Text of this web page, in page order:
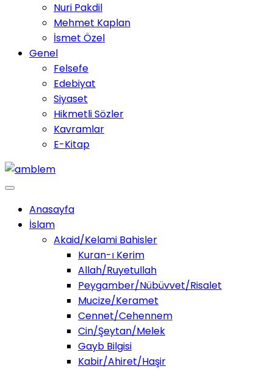
Nuri Pakdil
Mehmet Kaplan
İsmet Özel
Genel
Felsefe
Edebiyat
Siyaset
Hikmetli Sözler
Kavramlar
E-Kitap
Anasayfa
İslam
Akaid/Kelami Bahisler
Kuran-ı Kerim
Allah/Ruyetullah
Peygamber/Nübüvvet/Risalet
Mucize/Keramet
Cennet/Cehennem
Cin/Şeytan/Melek
Gayb Bilgisi
Kabir/Ahiret/Haşir